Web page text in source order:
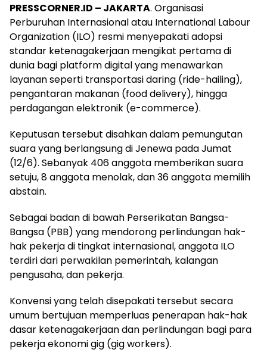
PRESSCORNER.ID – JAKARTA. Organisasi
Perburuhan Internasional atau International Labour
Organization (ILO) resmi menyepakati adopsi
standar ketenagakerjaan mengikat pertama di
dunia bagi platform digital yang menawarkan
layanan seperti transportasi daring (ride-hailing),
pengantaran makanan (food delivery), hingga
perdagangan elektronik (e-commerce).
Keputusan tersebut disahkan dalam pemungutan
suara yang berlangsung di Jenewa pada Jumat
(12/6). Sebanyak 406 anggota memberikan suara
setuju, 8 anggota menolak, dan 36 anggota memilih
abstain.
Sebagai badan di bawah Perserikatan Bangsa-
Bangsa (PBB) yang mendorong perlindungan hak-
hak pekerja di tingkat internasional, anggota ILO
terdiri dari perwakilan pemerintah, kalangan
pengusaha, dan pekerja.
Konvensi yang telah disepakati tersebut secara
umum bertujuan memperluas penerapan hak-hak
dasar ketenagakerjaan dan perlindungan bagi para
pekerja ekonomi gig (gig workers).